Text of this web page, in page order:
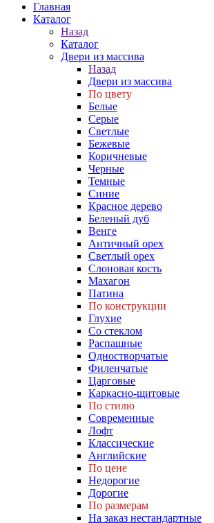
Главная
Каталог
Назад
Каталог
Двери из массива
Назад
Двери из массива
По цвету
Белые
Серые
Светлые
Бежевые
Коричневые
Черные
Темные
Синие
Красное дерево
Беленый дуб
Венге
Античный орех
Светлый орех
Слоновая кость
Махагон
Патина
По конструкции
Глухие
Со стеклом
Распашные
Одностворчатые
Филенчатые
Царговые
Каркасно-щитовые
По стилю
Современные
Лофт
Классические
Английские
По цене
Недорогие
Дорогие
По размерам
На заказ нестандартные